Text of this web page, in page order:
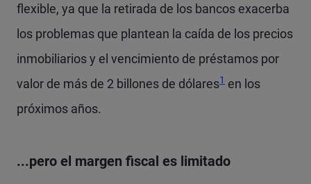
flexible, ya que la retirada de los bancos exacerba
los problemas que plantean la caída de los precios
inmobiliarios y el vencimiento de préstamos por
valor de más de 2 billones de dólares
Footnote
1 en los
próximos años.
...pero el margen fiscal es limitado